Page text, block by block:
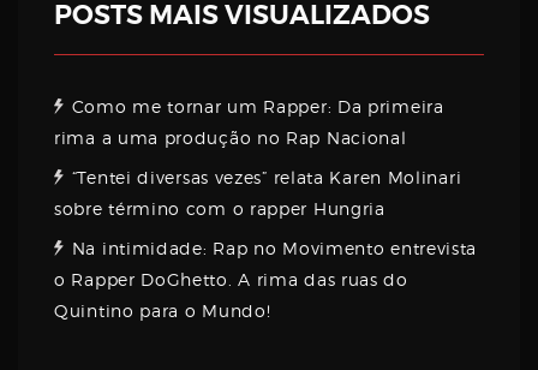
POSTS MAIS VISUALIZADOS
Como me tornar um Rapper: Da primeira
rima a uma produção no Rap Nacional
“Tentei diversas vezes” relata Karen Molinari
sobre término com o rapper Hungria
Na intimidade: Rap no Movimento entrevista
o Rapper DoGhetto. A rima das ruas do
Quintino para o Mundo!